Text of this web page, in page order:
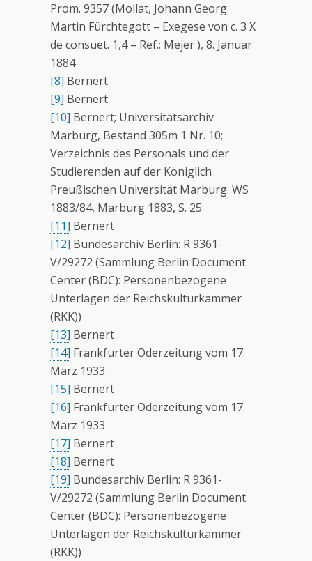
Prom. 9357 (Mollat, Johann Georg
Martin Fürchtegott – Exegese von c. 3 X
de consuet. 1,4 – Ref.: Mejer ), 8. Januar
1884
[8] Bernert
[9] Bernert
[10] Bernert; Universitätsarchiv
Marburg, Bestand 305m 1 Nr. 10;
Verzeichnis des Personals und der
Studierenden auf der Königlich
Preußischen Universität Marburg. WS
1883/84, Marburg 1883, S. 25
[11] Bernert
[12] Bundesarchiv Berlin: R 9361-
V/29272 (Sammlung Berlin Document
Center (BDC): Personenbezogene
Unterlagen der Reichskulturkammer
(RKK))
[13] Bernert
[14] Frankfurter Oderzeitung vom 17.
März 1933
[15] Bernert
[16] Frankfurter Oderzeitung vom 17.
März 1933
[17] Bernert
[18] Bernert
[19] Bundesarchiv Berlin: R 9361-
V/29272 (Sammlung Berlin Document
Center (BDC): Personenbezogene
Unterlagen der Reichskulturkammer
(RKK))